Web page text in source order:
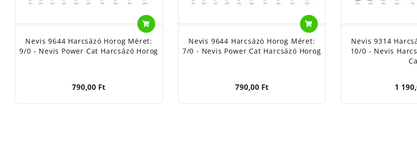
Nevis 9644 Harcsázó Horog Méret:
9/0 - Nevis Power Cat Harcsázó Horog
790,00 Ft
Nevis 9644 Harcsázó Horog Méret:
7/0 - Nevis Power Cat Harcsázó Horog
790,00 Ft
Nevis 9314
10/0 - Nevis
1